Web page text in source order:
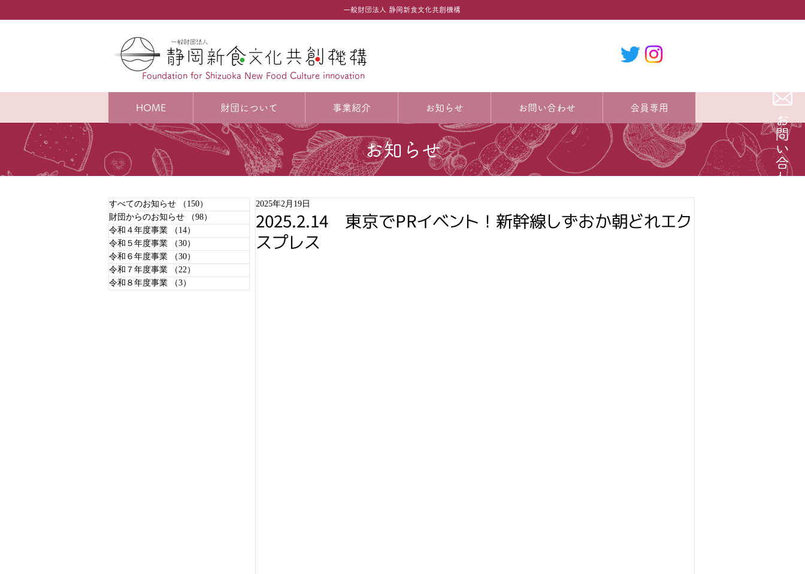
お問い合わせ
一般財団法人 静岡新食文化共創機構
Foundation for Shizuoka New Food Culture innovation
HOME 財団について 事業紹介 お知らせ お問い合わせ 会員専用
お知らせ
すべてのお知らせ （150）
財団からのお知らせ
（98）
令和４年度事業
（14）
令和５年度事業
（30）
令和６年度事業
（30）
令和７年度事業
（22）
令和８年度事業
（3）
2025.2.14 東京でPRイベント！新幹線しずおか朝どれエク
スプレス
2025年2月19日